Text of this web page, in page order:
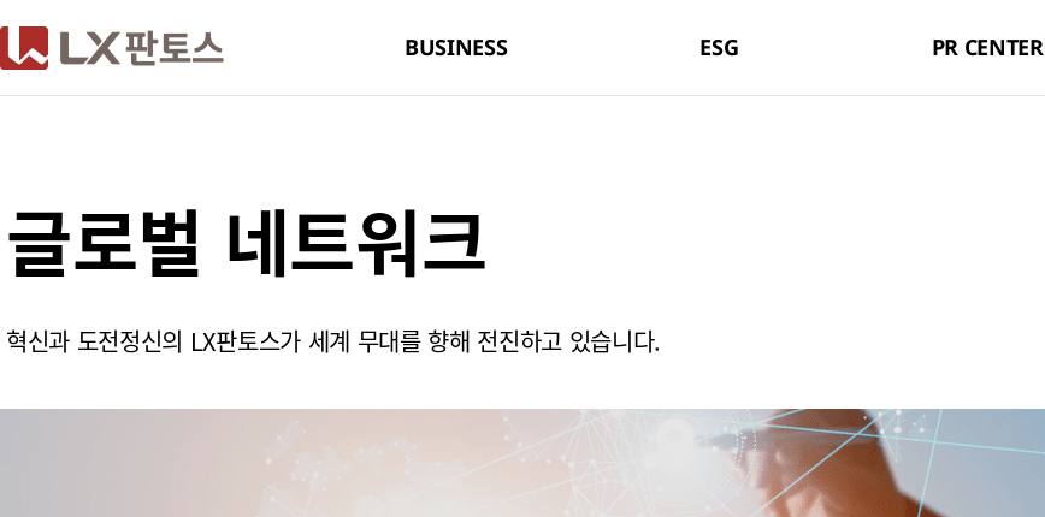
LX판토스
BUSINESS ESG PR CENTER
글로벌 네트워크
혁신과 도전정신의 LX판토스가 세계 무대를 향해 전진하고 있습니다.